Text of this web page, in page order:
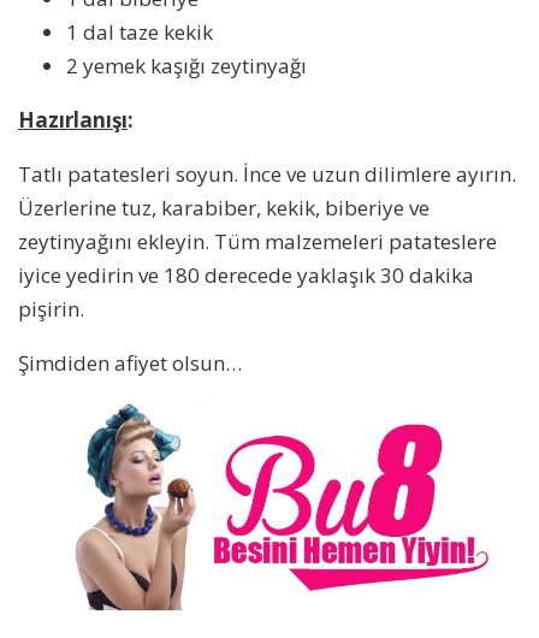
1 dal taze kekik
2 yemek kaşığı zeytinyağı
Hazırlanışı:
Tatlı patatesleri soyun. İnce ve uzun dilimlere ayırın.
Üzerlerine tuz, karabiber, kekik, biberiye ve
zeytinyağını ekleyin. Tüm malzemeleri patateslere
iyice yedirin ve 180 derecede yaklaşık 30 dakika
pişirin.
Şimdiden afiyet olsun…